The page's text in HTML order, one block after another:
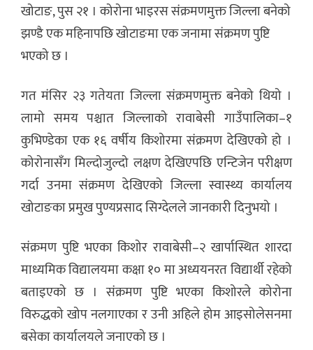
खोटाङ, पुस २१ । कोरोना भाइरस संक्रमणमुक्त जिल्ला बनेको
झण्डै एक महिनापछि खोटाङमा एक जनामा संक्रमण पुष्टि
भएको छ ।
गत मंसिर २३ गतेयता जिल्ला संक्रमणमुक्त बनेको थियो ।
लामो समय पश्चात जिल्लाको रावाबेसी गाउँपालिका–१
कुभिण्डेका एक १६ वर्षीय किशोरमा संक्रमण देखिएको हो ।
कोरोनासँग मिल्दोजुल्दो लक्षण देखिएपछि एन्टिजेन परीक्षण
गर्दा उनमा संक्रमण देखिएको जिल्ला स्वास्थ्य कार्यालय
खोटाङका प्रमुख पुण्यप्रसाद सिग्देलले जानकारी दिनुभयो ।
संक्रमण पुष्टि भएका किशोर रावाबेसी–२ खार्पास्थित शारदा
माध्यमिक विद्यालयमा कक्षा १० मा अध्ययनरत विद्यार्थी रहेको
बताइएको छ । संक्रमण पुष्टि भएका किशोरले कोरोना
विरुद्धको खोप नलगाएका र उनी अहिले होम आइसोलेसनमा
बसेका कार्यालयले जनाएको छ ।